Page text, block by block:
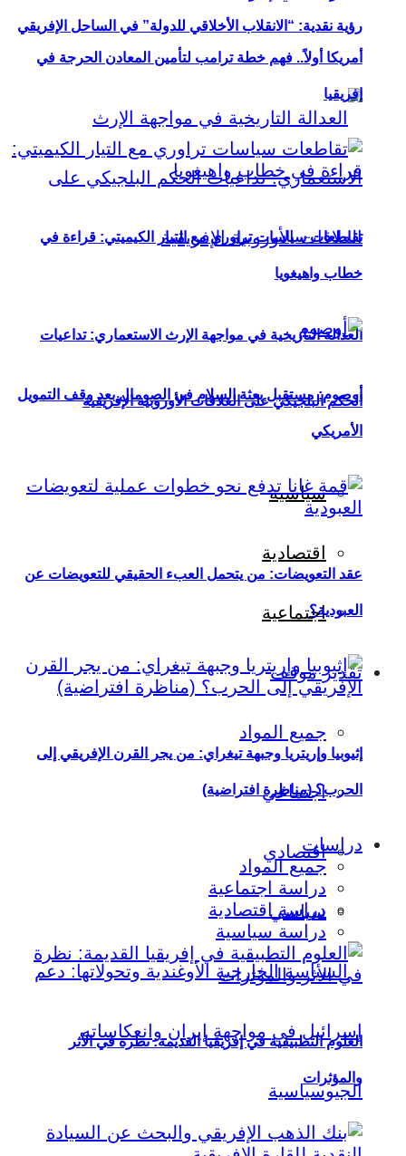
رؤية نقدية: “الانقلاب الأخلاقي للدولة” في الساحل الإفريقي
العدالة التاريخية في مواجهة الإرث الاستعماري: تداعيات
الحكم البلجيكي على العلاقات الأوروبية الإفريقية
سياسية
اقتصادية
اجتماعية
تقدير موقف
جميع المواد
اجتماعي
اقتصادي
سياسي
أمريكا أولاً.. فهم خطة ترامب لتأمين المعادن الحرجة في
إفريقيا
تقاطعات سياسات تراوري مع التيار الكيميتي: قراءة في
خطاب واهيغويا
أوصوم: مستقبل بعثة السلام في الصومال بعد وقف التمويل
الأمريكي
عقد التعويضات: من يتحمل العبء الحقيقي للتعويضات عن
العبودية؟
إثيوبيا وإريتريا وجبهة تيغراي: من يجر القرن الإفريقي إلى
الحرب؟ (مناظرة افتراضية)
دراسات
جميع المواد
دراسة اجتماعية
دراسة اقتصادية
دراسة سياسية
العلوم التطبيقية في إفريقيا القديمة: نظرة في الأثر
والمؤثرات